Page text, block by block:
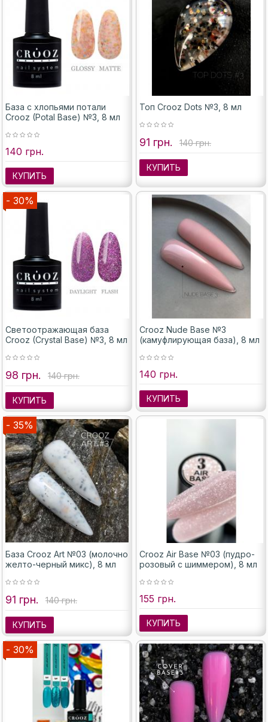
База с хлопьями потали
Crooz (Potal Base) №3, 8 мл
140 грн.
КУПИТЬ
Топ Crooz Dots №3, 8 мл
91 грн. 140 грн.
КУПИТЬ
- 30%
Светоотражающая база
Crooz (Crystal Base) №3, 8 мл
98 грн. 140 грн.
КУПИТЬ
Crooz Nude Base №3
(камуфлирующая база), 8 мл
140 грн.
КУПИТЬ
- 35%
База Crooz Art №03 (молочно
желто-черный микс), 8 мл
91 грн. 140 грн.
КУПИТЬ
Crooz Air Base №03 (пудро-
розовый с шиммером), 8 мл
155 грн.
КУПИТЬ
- 30%